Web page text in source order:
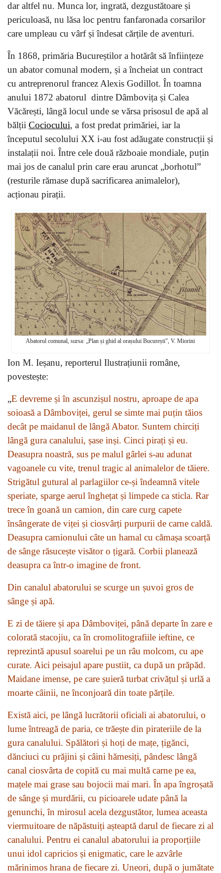
dar altfel nu. Munca lor, ingrată, dezgustătoare și
periculoasă, nu lăsa loc pentru fanfaronada corsarilor
care umpleau cu vârf și îndesat cărțile de aventuri.
În 1868, primăria Bucureștilor a hotărât să înființeze
un abator comunal modern, și a încheiat un contract
cu antreprenorul francez Alexis Godillot. În toamna
anului 1872 abatorul dintre Dâmbovița și Calea
Văcărești, lângă locul unde se vărsa prisosul de apă al
bălții Cociocului, a fost predat primăriei, iar la
începutul secolului XX i-au fost adăugate construcții și
instalații noi. Între cele două războaie mondiale, puțin
mai jos de canalul prin care erau aruncat „borhotul”
(resturile rămase după sacrificarea animalelor),
acționau pirații.
Abatorul comunal, sursa: „Plan și ghid al orașului București”, V. Miorini
Ion M. Ieșanu, reporterul Ilustrațiunii române,
povestește:
„E devreme și în ascunzișul nostru, aproape de apa
soioasă a Dâmboviței, gerul se simte mai puțin tăios
decât pe maidanul de lângă Abator. Suntem chirciți
lângă gura canalului, șase inși. Cinci pirați și eu.
Deasupra noastră, sus pe malul gârlei s-au adunat
vagoanele cu vite, trenul tragic al animalelor de tăiere.
Strigătul gutural al parlagiilor ce-și îndeamnă vitele
speriate, sparge aerul înghețat și limpede ca sticla. Rar
trece în goană un camion, din care curg capete
însângerate de viței și ciosvârți purpurii de carne caldă.
Deasupra camionului câte un hamal cu cămașa scoarță
de sânge răsucește visător o țigară. Corbii planează
deasupra ca într-o imagine de front.
Din canalul abatorului se scurge un șuvoi gros de
sânge și apă.
E zi de tăiere și apa Dâmboviței, până departe în zare e
colorată stacojiu, ca în cromolitografiile ieftine, ce
reprezintă apusul soarelui pe un râu molcom, cu ape
curate. Aici peisajul apare pustiit, ca după un prăpăd.
Maidane imense, pe care șuieră turbat crivățul și urlă a
moarte câinii, ne înconjoară din toate părțile.
Există aici, pe lângă lucrătorii oficiali ai abatorului, o
lume întreagă de paria, ce trăește din pirateriile de la
gura canalului. Spălători și hoți de mațe, țigănci,
dănciuci cu prăjini și câini hămesiți, pândesc lângă
canal ciosvârta de copită cu mai multă carne pe ea,
mațele mai grase sau bojocii mai mari. În apa îngroșată
de sânge și murdării, cu picioarele udate până la
genunchi, în mirosul acela dezgustător, lumea aceasta
viermuitoare de năpăstuiți așteaptă darul de fiecare zi al
canalului. Pentru ei canalul abatorului ia proporțiile
unui idol capricios și enigmatic, care le azvârle
mărinimos hrana de fiecare zi. Uneori, după o jumătate